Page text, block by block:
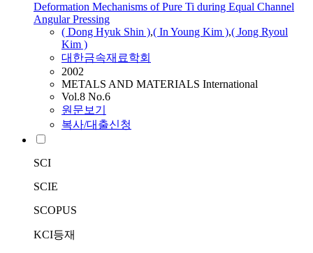
Deformation Mechanisms of Pure Ti during Equal Channel
Angular Pressing
( Dong Hyuk Shin ),( In Young Kim ),( Jong Ryoul
Kim )
대한금속재료학회
2002
METALS AND MATERIALS International
Vol.8 No.6
원문보기
복사/대출신청
SCI
SCIE
SCOPUS
KCI등재